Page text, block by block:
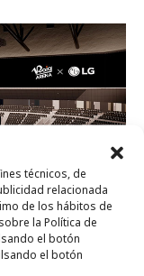
técnicos, de
relacionada
de los hábitos de
la Política de
el botón
el botón